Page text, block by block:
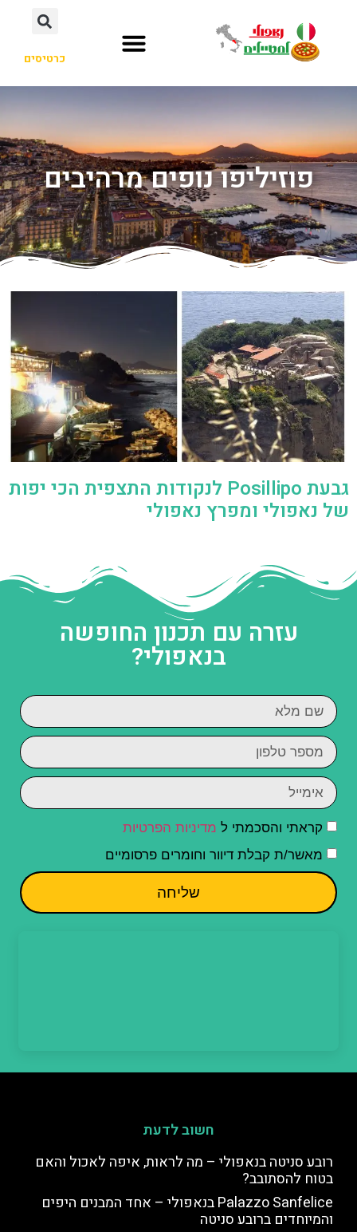
כרטיסים
פוזיליפו נופים מרהיבים
גבעת Posillipo לנקודות התצפית הכי יפות
של נאפולי ומפרץ נאפולי
עזרה עם תכנון החופשה
בנאפולי?
קראתי והסכמתי ל מדיניות הפרטיות
מאשר/ת קבלת דיוור וחומרים פרסומיים
שליחה
חשוב לדעת
רובע סניטה בנאפולי – מה לראות, איפה לאכול והאם
בטוח להסתובב?
Palazzo Sanfelice בנאפולי – אחד המבנים היפים
והמיוחדים ברובע סניטה